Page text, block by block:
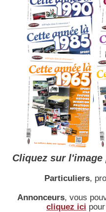
Cliquez sur
Particuliers,
Annonceurs, vous
cliquez ici